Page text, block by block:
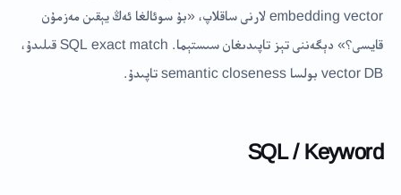
embedding vector لارنى ساقلاپ، «بۇ سوئالغا ئەڭ يېقىن مەزمۇن
قايسى؟» دېگەننى تېز تاپىدىغان سىستېما. SQL exact match قىلىدۇ،
vector DB بولسا semantic closeness تاپىدۇ.
SQL / Keyword